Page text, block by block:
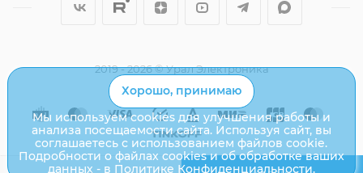
2019 - 2026 © Урал Электроника
Мы используем cookies для улучшения работы и
анализа посещаемости сайта. Используя сайт, вы
соглашаетесь с использованием файлов cookie.
Подробности о файлах cookies и об обработке ваших
данных - в Политике Конфиденциальности.
Хорошо, принимаю